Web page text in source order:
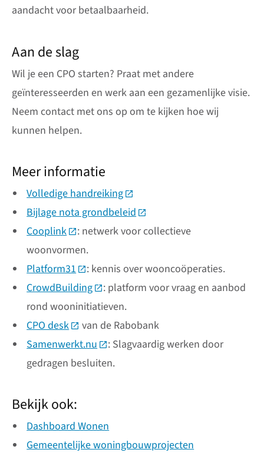
aandacht voor betaalbaarheid.
Aan de slag
Wil je een CPO starten? Praat met andere
geïnteresseerden en werk aan een gezamenlijke visie.
Neem contact met ons op om te kijken hoe wij
kunnen helpen.
Meer informatie
Volledige handreiking(Deze link gaat naar een
Bijlage nota grondbeleid (Deze link gaat naar een
Cooplink(Deze link gaat naar een externe website)
: netwerk voor collectieve
woonvormen.
Platform31 (Deze link gaat naar een externe website)
: kennis over wooncoöperaties.
CrowdBuilding(Deze link gaat naar een externe
: platform voor vraag en aanbod
rond wooninitiatieven.
CPO desk(Deze link gaat naar een externe website)
van de Rabobank
Samenwerkt.nu (Deze link gaat naar een externe
: Slagvaardig werken door
gedragen besluiten.
Bekijk ook:
Dashboard Wonen
Gemeentelijke woningbouwprojecten